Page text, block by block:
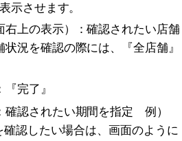
示させます。
右上の表示）：確認されたい店舗
況を確認の際には、『全店舗』
『完了』
確認されたい期間を指定　例）
認したい場合は、画面のように